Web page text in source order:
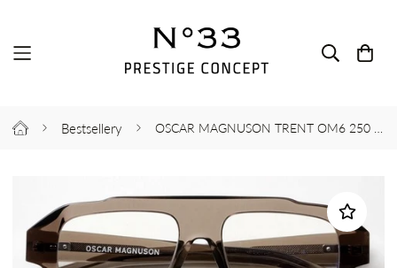
Bestsellery